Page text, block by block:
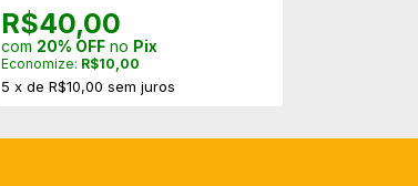
R$40,00
com 20% OFF no Pix
Economize: R$10,00
5 x de R$10,00 sem juros